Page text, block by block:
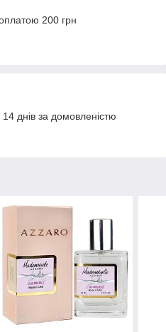
200 грн
днів за домовленістю